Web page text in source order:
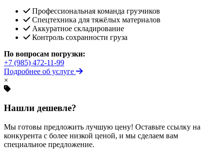
Профессиональная команда грузчиков
Спецтехника для тяжёлых материалов
Аккуратное складирование
Контроль сохранности груза
По вопросам погрузки:
+7 (985) 472-11-99
Подробнее об услуге
×
Нашли дешевле?
Мы готовы предложить лучшую цену! Оставьте ссылку на
конкурента с более низкой ценой, и мы сделаем вам
специальное предложение.